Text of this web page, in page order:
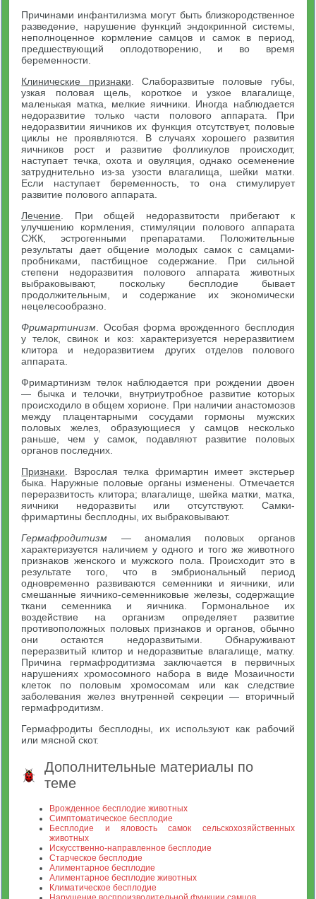
Причинами инфантилизма могут быть близкородственное
разведение, нарушение функций эндокринной системы,
неполноценное кормление самцов и самок в период,
предшествующий оплодотворению, и во время
беременности.
Клинические признаки . Слаборазвитые половые губы,
узкая половая щель, короткое и узкое влагалище,
маленькая матка, мелкие яичники. Иногда наблюдается
недоразвитие только части полового аппарата. При
недоразвитии яичников их функция отсутствует, половые
циклы не проявляются. В случаях хорошего развития
яичников рост и развитие фолликулов происходит,
наступает течка, охота и овуляция, однако осеменение
затруднительно из-за узости влагалища, шейки матки.
Если наступает беременность, то она стимулирует
развитие полового аппарата.
Лечение . При общей недоразвитости прибегают к
улучшению кормления, стимуляции полового аппарата
СЖК, эстрогенными препаратами. Положительные
результаты дает общение молодых самок с самцами-
пробниками, пастбищное содержание. При сильной
степени недоразвития полового аппарата животных
выбраковывают, поскольку бесплодие бывает
продолжительным, и содержание их экономически
нецелесообразно.
Фримартинизм . Особая форма врожденного бесплодия
у телок, свинок и коз: характеризуется нереразвитием
клитора и недоразвитием других отделов полового
аппарата.
Фримартинизм телок наблюдается при рождении двоен
— бычка и телочки, внутриутробное развитие которых
происходило в общем хорионе. При наличии анастомозов
между плацентарными сосудами гормоны мужских
половых желез, образующиеся у самцов несколько
раньше, чем у самок, подавляют развитие половых
органов последних.
Признаки . Взрослая телка фримартин имеет экстерьер
быка. Наружные половые органы изменены. Отмечается
переразвитость клитора; влагалище, шейка матки, матка,
яичники недоразвиты или отсутствуют. Самки-
фримартины бесплодны, их выбраковывают.
Гермафродитизм — аномалия половых органов
характеризуется наличием у одного и того же животного
признаков женского и мужского пола. Происходит это в
результате того, что в эмбриональный период
одновременно развиваются семенники и яичники, или
смешанные яичнико-семенниковые железы, содержащие
ткани семенника и яичника. Гормональное их
воздействие на организм определяет развитие
противоположных половых признаков и органов, обычно
они остаются недоразвитыми. Обнаруживают
переразвитый клитор и недоразвитые влагалище, матку.
Причина гермафродитизма заключается в первичных
нарушениях хромосомного набора в виде Мозаичности
клеток по половым хромосомам или как следствие
заболевания желез внутренней секреции — вторичный
гермафродитизм.
Гермафродиты бесплодны, их используют как рабочий
или мясной скот.
Дополнительные материалы по
теме
Врожденное бесплодие животных
Симптоматическое бесплодие
Бесплодие и яловость самок сельскохозяйственных
животных
Искусственно-направленное бесплодие
Старческое бесплодие
Алиментарное бесплодие
Алиментарное бесплодие животных
Климатическое бесплодие